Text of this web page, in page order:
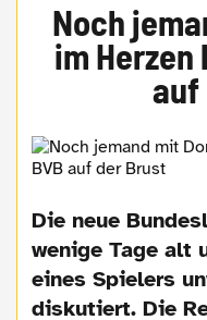
Noch
im Herzen
auf
Die neue
wenige Tage alt
eines Spielers
diskutiert. Die